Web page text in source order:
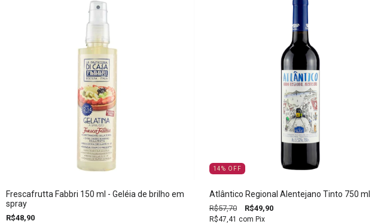
Frescafrutta Fabbri 150 ml - Geléia de brilho em
spray
R$48,90
14% OFF
Atlântico Regional Alentejano Tinto 750 ml
R$57,70 R$49,90
R$47,41 com Pix